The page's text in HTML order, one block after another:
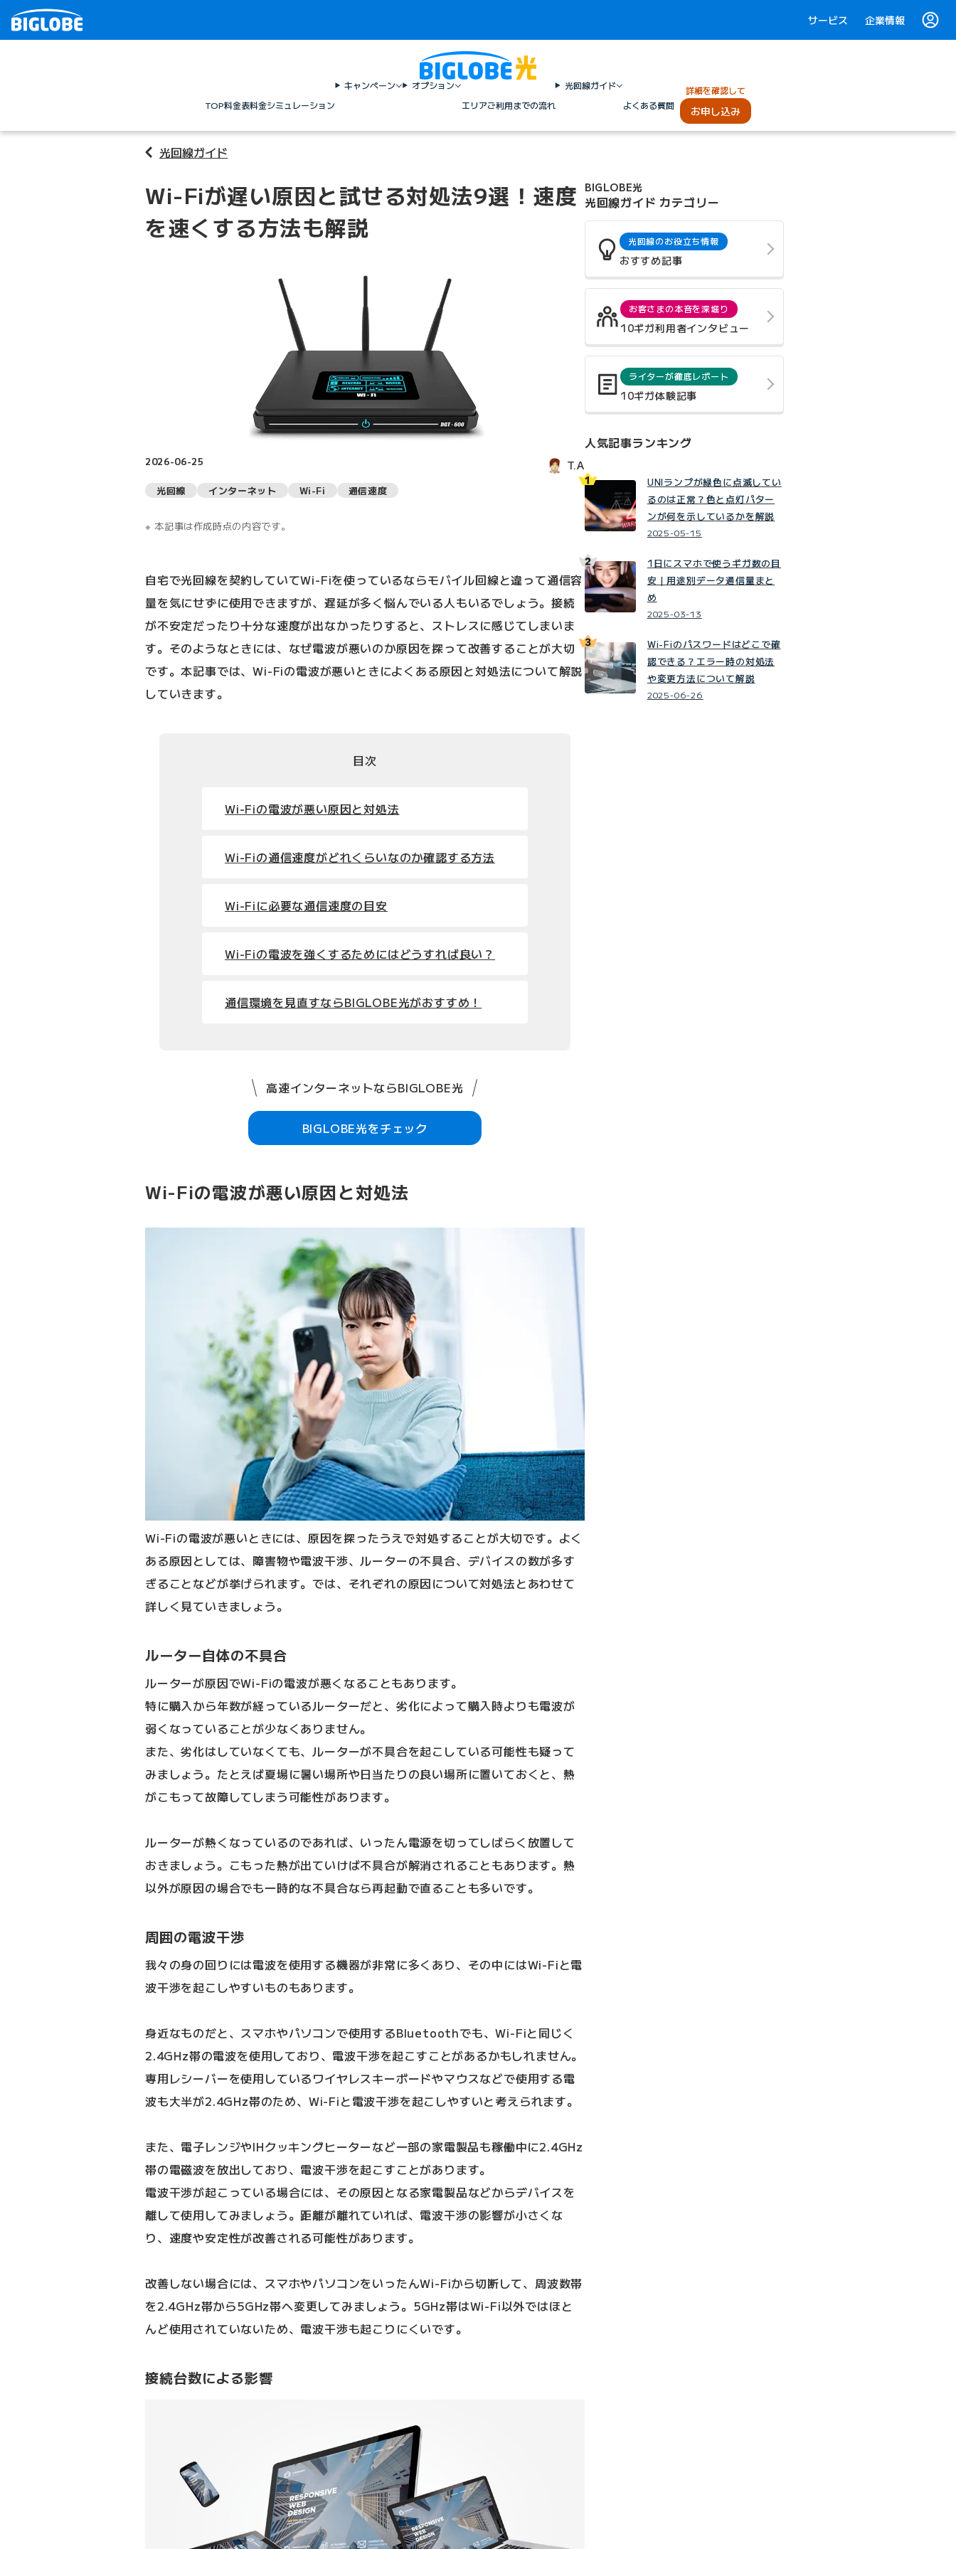
サービス 企業情報
TOP料金表料金シミュレーション
キャンペーン
オプション
エリアご利用までの流れ
光回線ガイド
よくある質問
詳細を確認して
お申し込み
光回線ガイド
Wi-Fiが遅い原因と試せる対処法9選！速度
を速くする方法も解説
2026-06-25 T.A
光回線 インターネット Wi-Fi 通信速度
本記事は作成時点の内容です。
自宅で光回線を契約していてWi-Fiを使っているならモバイル回線と違って通信容
量を気にせずに使用できますが、遅延が多く悩んでいる人もいるでしょう。接続
が不安定だったり十分な速度が出なかったりすると、ストレスに感じてしまいま
す。そのようなときには、なぜ電波が悪いのか原因を探って改善することが大切
です。本記事では、Wi-Fiの電波が悪いときによくある原因と対処法について解説
していきます。
目次
Wi-Fiの電波が悪い原因と対処法
Wi-Fiの通信速度がどれくらいなのか確認する方法
Wi-Fiに必要な通信速度の目安
Wi-Fiの電波を強くするためにはどうすれば良い？
通信環境を見直すならBIGLOBE光がおすすめ！
高速インターネットならBIGLOBE光
BIGLOBE光をチェック
Wi-Fiの電波が悪い原因と対処法
Wi-Fiの電波が悪いときには、原因を探ったうえで対処することが大切です。よく
ある原因としては、障害物や電波干渉、ルーターの不具合、デバイスの数が多す
ぎることなどが挙げられます。では、それぞれの原因について対処法とあわせて
詳しく見ていきましょう。
ルーター自体の不具合
ルーターが原因でWi-Fiの電波が悪くなることもあります。
特に購入から年数が経っているルーターだと、劣化によって購入時よりも電波が
弱くなっていることが少なくありません。
また、劣化はしていなくても、ルーターが不具合を起こしている可能性も疑って
みましょう。たとえば夏場に暑い場所や日当たりの良い場所に置いておくと、熱
がこもって故障してしまう可能性があります。
ルーターが熱くなっているのであれば、いったん電源を切ってしばらく放置して
おきましょう。こもった熱が出ていけば不具合が解消されることもあります。熱
以外が原因の場合でも一時的な不具合なら再起動で直ることも多いです。
周囲の電波干渉
我々の身の回りには電波を使用する機器が非常に多くあり、その中にはWi-Fiと電
波干渉を起こしやすいものもあります。
身近なものだと、スマホやパソコンで使用するBluetoothでも、Wi-Fiと同じく
2.4GHz帯の電波を使用しており、電波干渉を起こすことがあるかもしれません。
専用レシーバーを使用しているワイヤレスキーボードやマウスなどで使用する電
波も大半が2.4GHz帯のため、Wi-Fiと電波干渉を起こしやすいと考えられます。
また、電子レンジやIHクッキングヒーターなど一部の家電製品も稼働中に2.4GHz
帯の電磁波を放出しており、電波干渉を起こすことがあります。
電波干渉が起こっている場合には、その原因となる家電製品などからデバイスを
離して使用してみましょう。距離が離れていれば、電波干渉の影響が小さくな
り、速度や安定性が改善される可能性があります。
改善しない場合には、スマホやパソコンをいったんWi-Fiから切断して、周波数帯
を2.4GHz帯から5GHz帯へ変更してみましょう。5GHz帯はWi-Fi以外ではほと
んど使用されていないため、電波干渉も起こりにくいです。
接続台数による影響
BIGLOBE光
光回線ガイド カテゴリー
光回線のお役立ち情報
おすすめ記事
お客さまの本音を深堀り
10ギガ利用者インタビュー
ライターが徹底レポート
10ギガ体験記事
人気記事ランキング
UNIランプが緑色に点滅してい
るのは正常？色と点灯パター
ンが何を示しているかを解説
2025-05-15
1日にスマホで使うギガ数の目
安｜用途別データ通信量まと
め
2025-03-13
Wi-Fiのパスワードはどこで確
認できる？エラー時の対処法
や変更方法について解説
2025-06-26